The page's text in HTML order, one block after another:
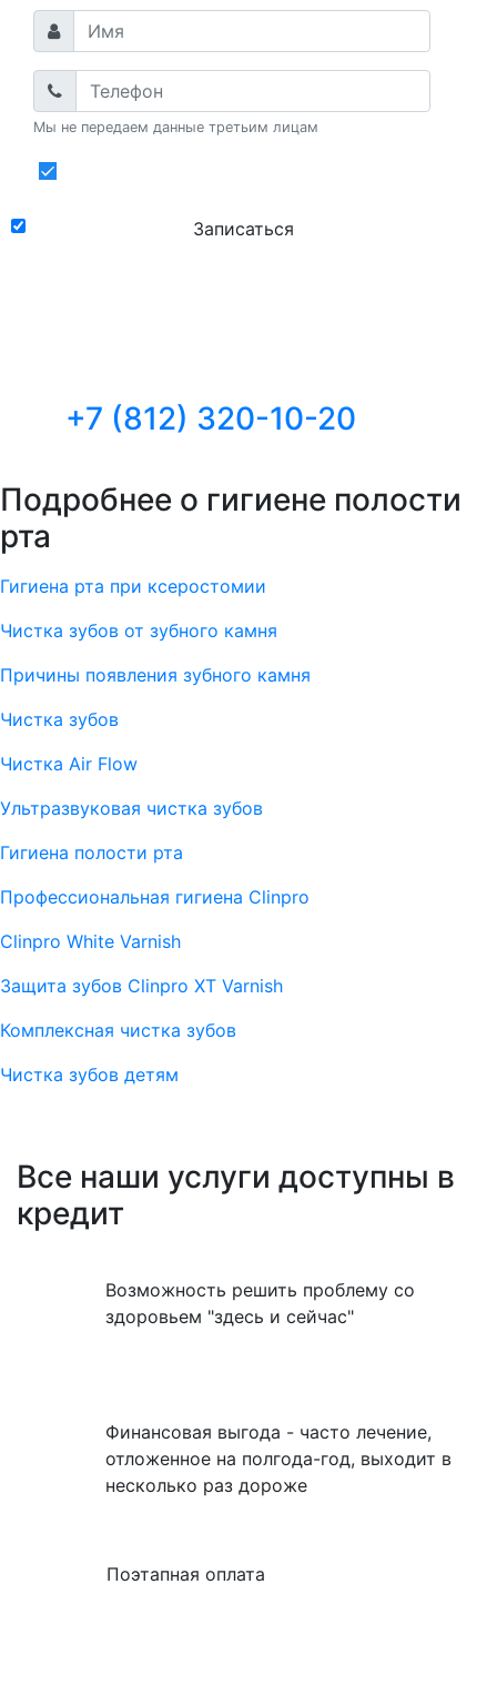
Мы не передаем данные третьим лицам
Записаться
+7 (812) 320-10-20
Подробнее о гигиене полости
рта
Гигиена рта при ксеростомии
Чистка зубов от зубного камня
Причины появления зубного камня
Чистка зубов
Чистка Air Flow
Ультразвуковая чистка зубов
Гигиена полости рта
Профессиональная гигиена Clinpro
Clinpro White Varnish
Защита зубов Clinpro XT Varnish
Комплексная чистка зубов
Чистка зубов детям
Все наши услуги доступны в
кредит
Возможность решить проблему со
здоровьем "здесь и сейчас"
Финансовая выгода - часто лечение,
отложенное на полгода-год, выходит в
несколько раз дороже
Поэтапная оплата